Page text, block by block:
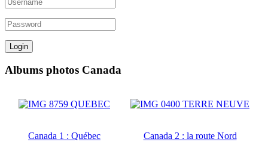
Albums photos Canada
Canada 1 : Québec Canada 2 : la route Nord